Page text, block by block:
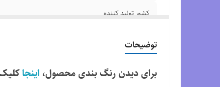
کشور تولید کننده
توضیحات
برای دیدن رنگ بندی محصول، اینجا